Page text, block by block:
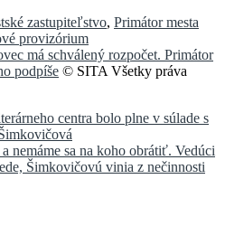
zastupiteľstvo, Primátor mesta
provizórium
má schválený rozpočet. Primátor
podpíše © SITA Všetky práva
centra bolo plne v súlade s
nemáme sa na koho obrátiť. Vedúci
Šimkovičovú vinia z nečinnosti